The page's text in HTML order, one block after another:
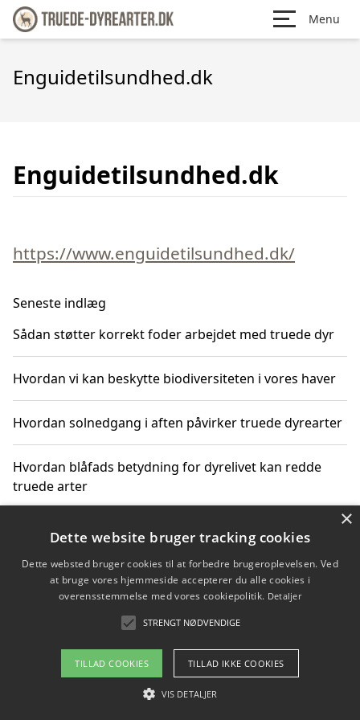
Menu
Enguidetilsundhed.dk
Enguidetilsundhed.dk
https://www.enguidetilsundhed.dk/
Seneste indlæg
Sådan støtter korrekt foder arbejdet med truede dyr
Hvordan vi kan beskytte biodiversiteten i vores haver
Hvordan solnedgang i aften påvirker truede dyrearter
Hvordan blåfads betydning for dyrelivet kan redde
truede arter
Hvordan kan gaver til unge voksne støtte bevarelsen
Copyright 2026 - Pilanto Aps
Om / kontakt
Blog Betingelser
×
Dette website bruger tracking cookies
Dette websted bruger cookies til at forbedre brugeroplevelsen. Ved
at bruge vores hjemmeside accepterer du alle cookies i
overensstemmelse med vores cookiepolitik. Detaljer
STRENGT NØDVENDIGE
TILLAD COOKIES TILLAD IKKE COOKIES
VIS DETALJER